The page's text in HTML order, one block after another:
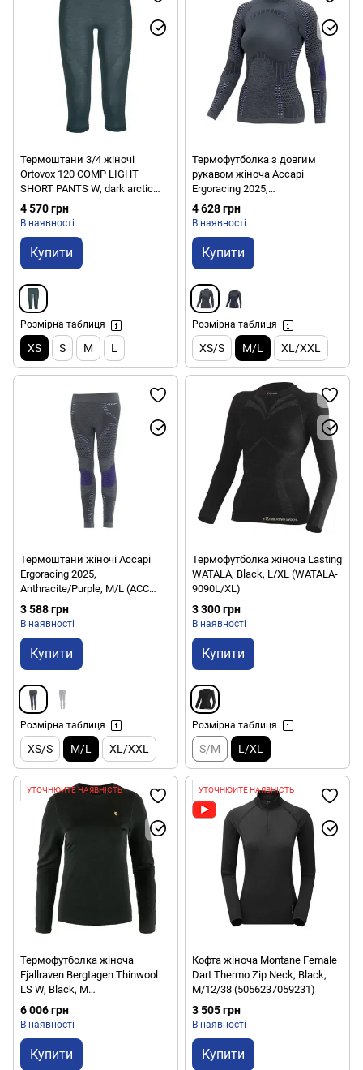
Термоштани 3/4 жіночі
Ortovox 120 COMP LIGHT
SHORT PANTS W, dark arctic
grey, XS (8551100026)
4 570 грн
В наявності
Купити
Розмірна таблиця
XS S M L
Термофутболка з довгим
рукавом жіноча Accapi
Ergoracing 2025,
Anthracite/Purple, M/L (ACC
AА981.6675-ML)
4 628 грн
В наявності
Купити
Розмірна таблиця
XS/S M/L XL/XXL
Термоштани жіночі Accapi
Ergoracing 2025,
Anthracite/Purple, M/L (ACC
AА983.6675-ML)
3 588 грн
В наявності
Купити
Розмірна таблиця
XS/S M/L XL/XXL
Термофутболка жіноча Lasting
WATALA, Black, L/XL (WATALA-
9090L/XL)
3 300 грн
В наявності
Купити
Розмірна таблиця
S/M L/XL
УТОЧНЮЙТЕ НАЯВНІСТЬ
Термофутболка жіноча
Fjallraven Bergtagen Thinwool
LS W, Black, M
(7323450934552)
6 006 грн
В наявності
Купити
УТОЧНЮЙТЕ НАЯВНІСТЬ
Кофта жіноча Montane Female
Dart Thermo Zip Neck, Black,
M/12/38 (5056237059231)
3 505 грн
В наявності
Купити